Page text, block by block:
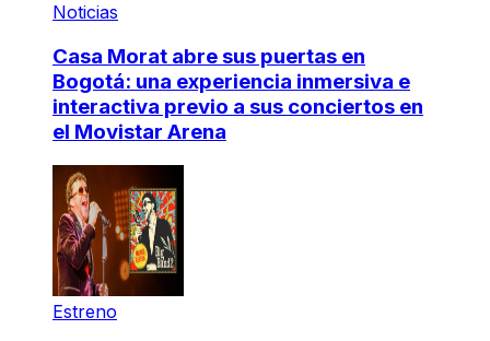
Noticias
Casa Morat abre sus puertas en
Bogotá: una experiencia inmersiva e
interactiva previo a sus conciertos en
el Movistar Arena
Estreno